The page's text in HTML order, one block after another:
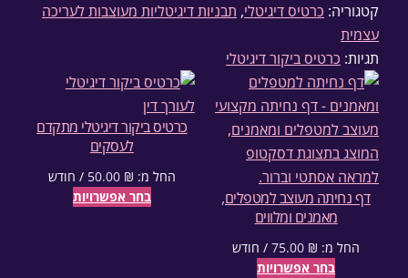
קטגוריה: כרטיס דיגיטלי, תבניות דיגיטליות מעוצבות לעריכה
עצמית
תגיות: כרטיס ביקור דיגיטלי
דף נחיתה מעוצב למטפלים,
מאמנים ומלווים
החל מ: 75.00 ₪
/ חודש
בחר אפשרויות
כרטיס ביקור דיגיטלי מתקדם
לעסקים
החל מ: 50.00 ₪
/ חודש
בחר אפשרויות